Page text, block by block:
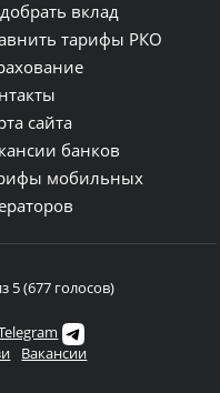
вклад
тарифы РКО
сайта
банков
мобильных
5 (677 голосов)
Вакансии